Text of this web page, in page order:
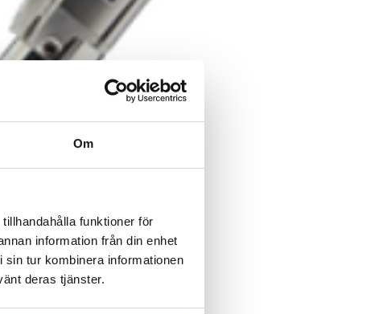
Om
funktioner för
information från din enhet
tur kombinera informationen
deras tjänster.
och vårt
där du